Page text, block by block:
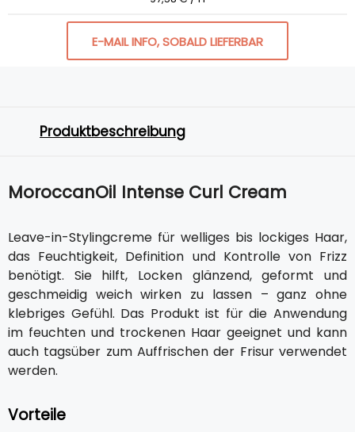
E-MAIL INFO, SOBALD LIEFERBAR
Produktbeschreibung
MoroccanOil Intense Curl Cream
Leave-in-Stylingcreme für welliges bis lockiges Haar,
das Feuchtigkeit, Definition und Kontrolle von Frizz
benötigt. Sie hilft, Locken glänzend, geformt und
geschmeidig weich wirken zu lassen – ganz ohne
klebriges Gefühl. Das Produkt ist für die Anwendung
im feuchten und trockenen Haar geeignet und kann
auch tagsüber zum Auffrischen der Frisur verwendet
werden.
Vorteile